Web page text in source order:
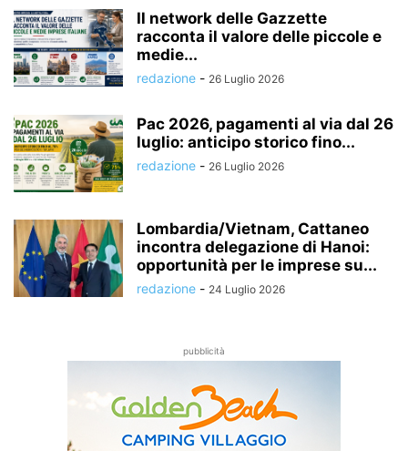
Il network delle Gazzette
racconta il valore delle piccole e
medie...
redazione - 26 Luglio 2026
Pac 2026, pagamenti al via dal 26
luglio: anticipo storico fino...
redazione - 26 Luglio 2026
Lombardia/Vietnam, Cattaneo
incontra delegazione di Hanoi:
opportunità per le imprese su...
redazione - 24 Luglio 2026
pubblicità